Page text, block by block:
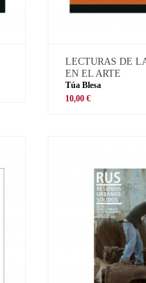
LECTURAS DE
EN EL ARTE
Túa Blesa
10,00 €